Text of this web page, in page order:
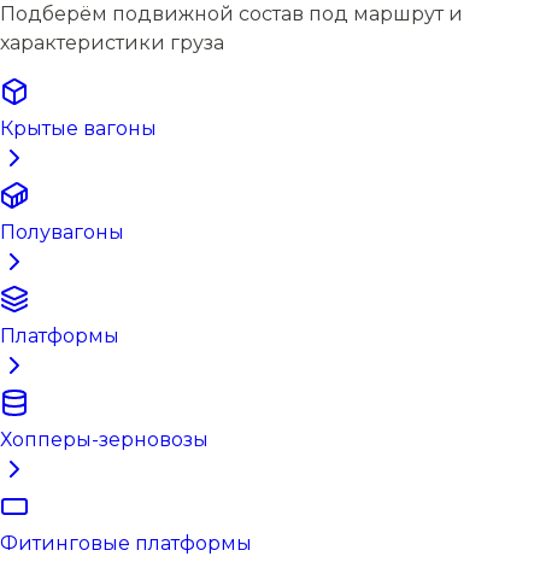
Подберём подвижной состав под маршрут и
характеристики груза
Крытые вагоны
Полувагоны
Платформы
Хопперы-зерновозы
Фитинговые платформы